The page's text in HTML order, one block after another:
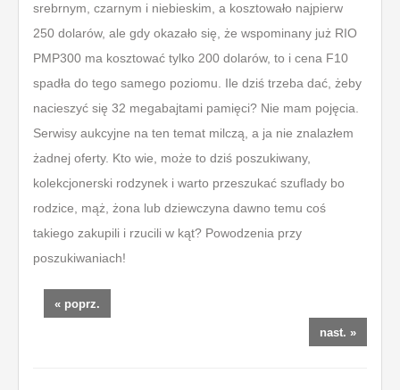
srebrnym, czarnym i niebieskim, a kosztowało najpierw
250 dolarów, ale gdy okazało się, że wspominany już RIO
PMP300 ma kosztować tylko 200 dolarów, to i cena F10
spadła do tego samego poziomu. Ile dziś trzeba dać, żeby
nacieszyć się 32 megabajtami pamięci? Nie mam pojęcia.
Serwisy aukcyjne na ten temat milczą, a ja nie znalazłem
żadnej oferty. Kto wie, może to dziś poszukiwany,
kolekcjonerski rodzynek i warto przeszukać szuflady bo
rodzice, mąż, żona lub dziewczyna dawno temu coś
takiego zakupili i rzucili w kąt? Powodzenia przy
poszukiwaniach!
« poprz.
nast. »